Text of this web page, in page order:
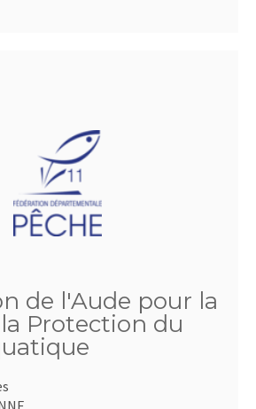
de l'Aude pour la
Protection du